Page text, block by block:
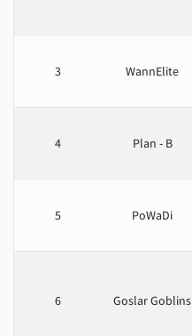
3 WannElite
4 Plan - B
5 PoWaDi
6 Goslar Goblins